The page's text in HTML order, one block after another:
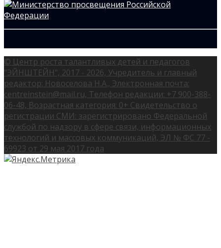
© Центр роста талантливых детей и педагогов
"ЭЙНШТЕЙН", 2017 - 2026, Учредитель и главный
редактор: Новоселова Н.А., Электронная почта:
centreinstein@mail.ru, Телефон редакции: +7 900-388-
06-48, Возрастная категория: 0+ Свидетельство о
регистрации СМИ: зарегистрировано Федеральной
службой по надзору в сфере связи, информационных
технологий и массовых коммуникаций, ЭЛ № ФС 77 -
69923 от 29 мая 2017 года